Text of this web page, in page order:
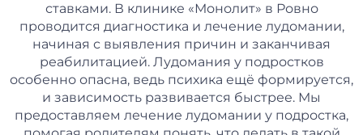
ставками. В клинике «Монолит» в Ровно
проводится диагностика и лечение лудомании,
начиная с выявления причин и заканчивая
реабилитацией. Лудомания у подростков
особенно опасна, ведь психика ещё формируется,
и зависимость развивается быстрее. Мы
предоставляем лечение лудомании у подростка,